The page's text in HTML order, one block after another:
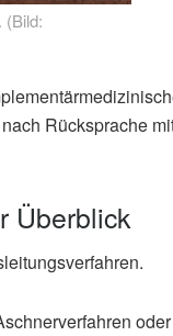
(Bild:
Rücksprache
Überblick